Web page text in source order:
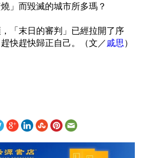
」而毀滅的城市所多瑪？
「末日的審判」已經拉開了序
快趕快歸正自己。（文／ 戚思 ）